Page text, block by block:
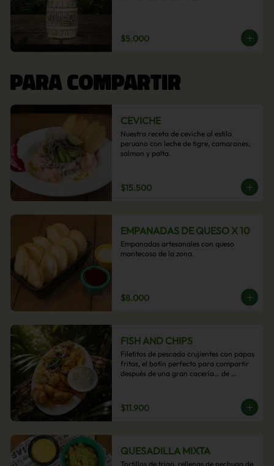
$5.000
PARA COMPARTIR
CEVICHE
Nuestra receta de ceviche al estilo
peruano con leche de tigre, camarones,
salmon y palta.
$15.500
EMPANADAS DE QUESO X 10
Empanadas artesanales con queso
mantecoso de la zona.
$8.000
FISH AND CHIPS
Filetitos de pescado crujientes con papas
fritas, el botín perfecto para compartir
después de una gran cacería… de
$11.900
QUESADILLA MIXTA
Tortillas de trigo, rellenas de pechuga de